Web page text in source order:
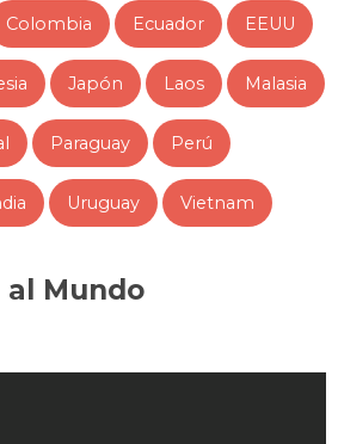
Colombia Ecuador EEUU
Japón Laos Malasia
Paraguay Perú
Uruguay Vietnam
al Mundo